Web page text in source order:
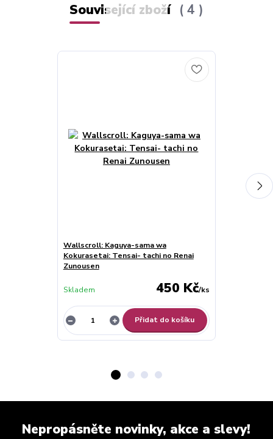
Související zboží 4
Wallscroll: Kaguya-sama wa
Kokurasetai: Tensai- tachi no Renai
Zunousen
450 Kč/ks
Skladem
Přidat do košíku
Nepropásněte novinky, akce a slevy!